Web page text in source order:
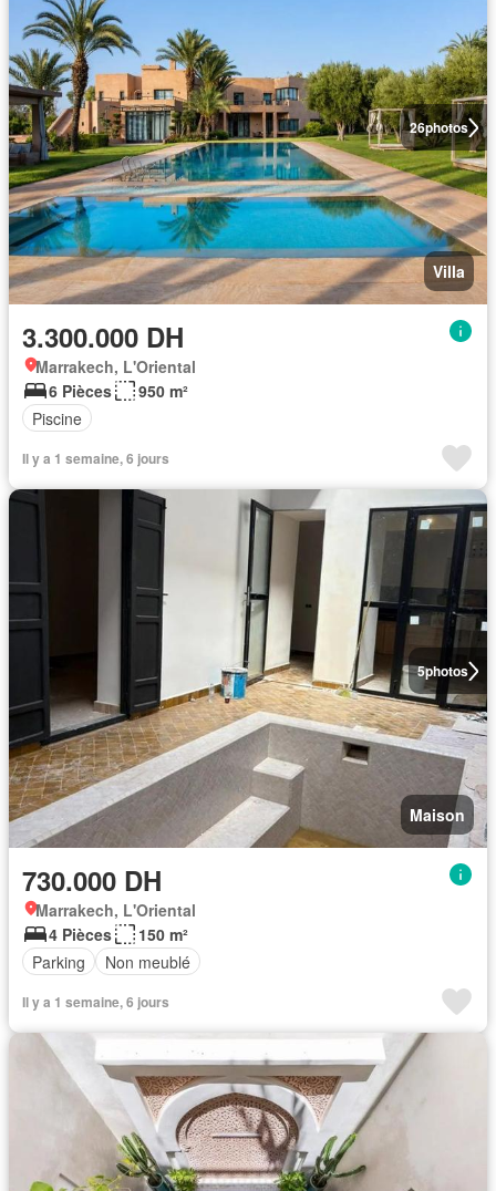
26photos
Villa
3.300.000 DH
Marrakech, L'Oriental
6 Pièces
950 m²
Piscine
Il y a 1 semaine, 6 jours
5photos
Maison
730.000 DH
Marrakech, L'Oriental
4 Pièces
150 m²
Parking
Non meublé
Il y a 1 semaine, 6 jours